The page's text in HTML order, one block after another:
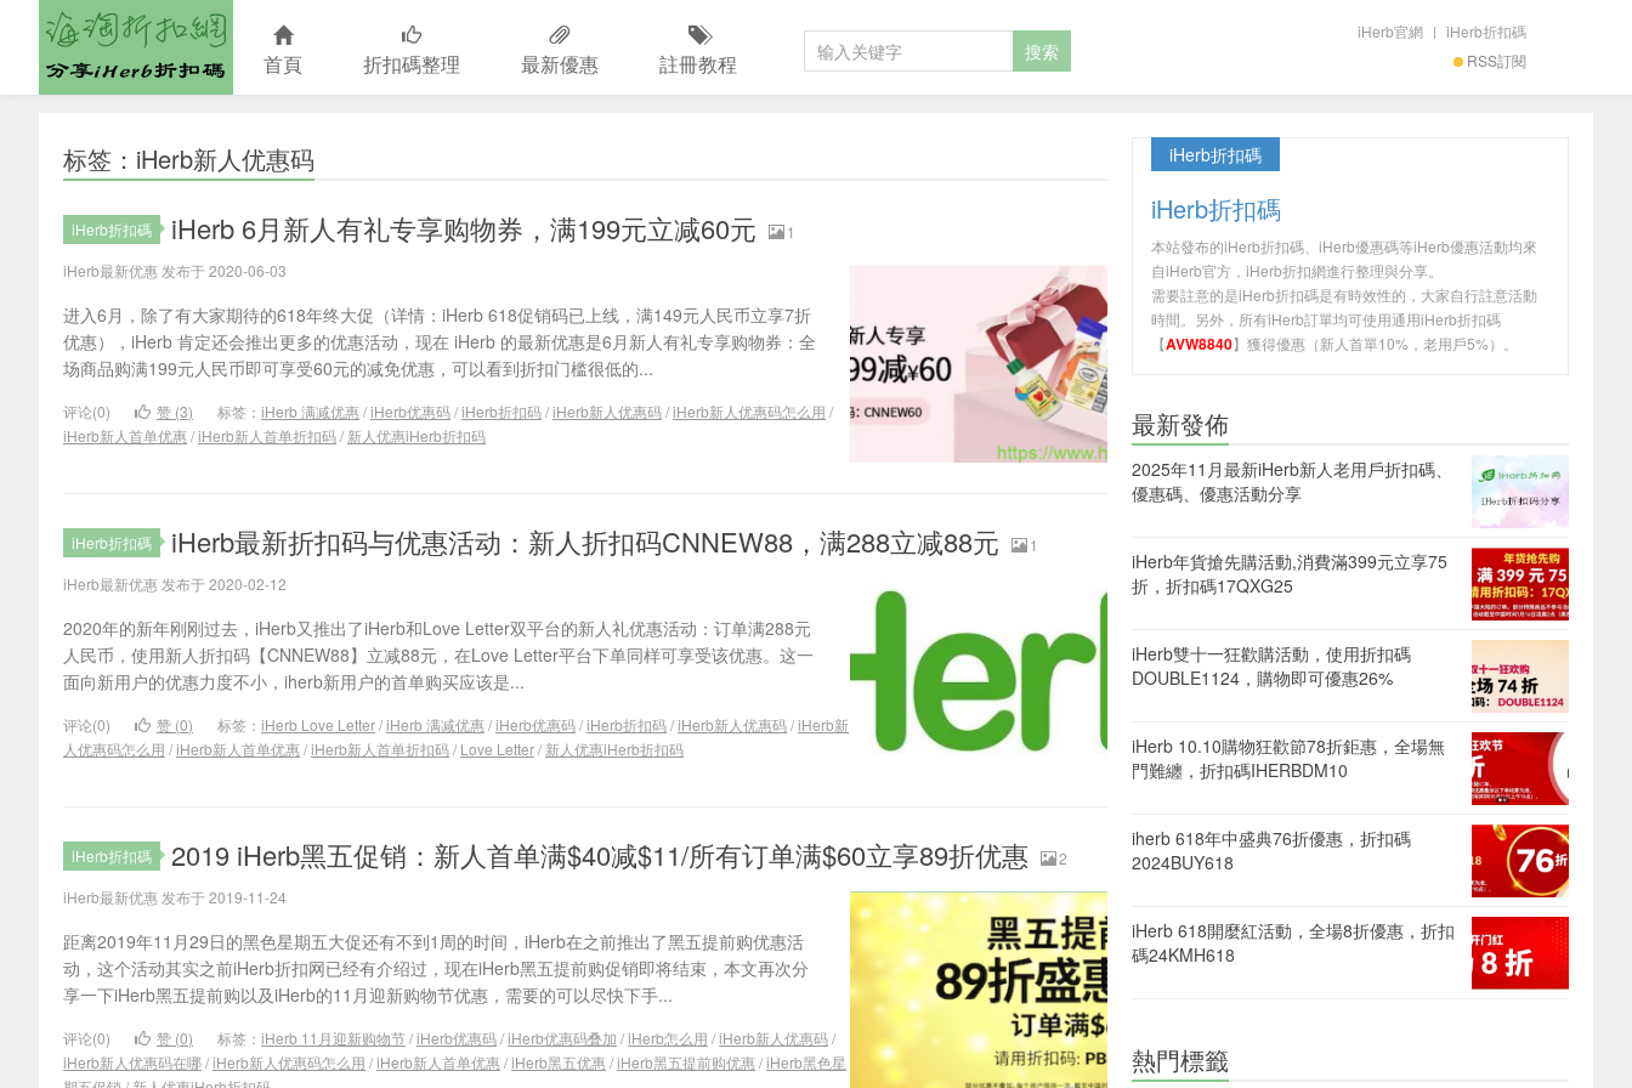
首頁 折扣碼整理 最新優惠 註冊教程 RSS訂閱
iHerb官網 | iHerb折扣碼
标签：iHerb新人优惠码
iHerb折扣碼 iHerb 6月新人有礼专享购物券，满199元立减60元
1
iHerb最新优惠 发布于 2020-06-03
进入6月，除了有大家期待的618年终大促（详情：iHerb 618促销码已上线，满149元人民币立享7折
优惠），iHerb 肯定还会推出更多的优惠活动，现在 iHerb 的最新优惠是6月新人有礼专享购物券：全
场商品购满199元人民币即可享受60元的减免优惠，可以看到折扣门槛很低的...
评论(0) 赞 (3) 标签： iHerb 满减优惠/iHerb优惠码/iHerb折扣码/iHerb新人优惠码/iHerb新人优惠码怎么用 /
iHerb新人首单优惠/iHerb新人首单折扣码/ 新人优惠iHerb折扣码
iHerb折扣碼 iHerb最新折扣码与优惠活动：新人折扣码CNNEW88，满288立减88元
1
iHerb最新优惠 发布于 2020-02-12
2020年的新年刚刚过去，iHerb又推出了iHerb和Love Letter双平台的新人礼优惠活动：订单满288元
人民币，使用新人折扣码【CNNEW88】立减88元，在Love Letter平台下单同样可享受该优惠。这一
面向新用户的优惠力度不小，iherb新用户的首单购买应该是...
评论(0) 赞 (0) 标签： iHerb Love Letter/iHerb 满减优惠/iHerb优惠码/iHerb折扣码/iHerb新人优惠码/iHerb新
人优惠码怎么用 /iHerb新人首单优惠/iHerb新人首单折扣码/ Love Letter/ 新人优惠iHerb折扣码
iHerb折扣碼 2019 iHerb黑五促销：新人首单满$40减$11/所有订单满$60立享89折优惠
2
iHerb最新优惠 发布于 2019-11-24
距离2019年11月29日的黑色星期五大促还有不到1周的时间，iHerb在之前推出了黑五提前购优惠活
动，这个活动其实之前iHerb折扣网已经有介绍过，现在iHerb黑五提前购促销即将结束，本文再次分
享一下iHerb黑五提前购以及iHerb的11月迎新购物节优惠，需要的可以尽快下手...
评论(0) 赞 (0) 标签： iHerb 11月迎新购物节 /iHerb优惠码/iHerb优惠码叠加 /iHerb怎么用 /iHerb新人优惠码/
iHerb新人优惠码在哪/iHerb新人优惠码怎么用 /iHerb新人首单优惠/iHerb黑五优惠/iHerb黑五提前购优惠/iHerb黑色星
iHerb折扣碼
iHerb折扣碼
本站發布的iHerb折扣碼、iHerb優惠碼等iHerb優惠活動均來
自iHerb官方，iHerb折扣網進行整理與分享。
需要註意的是iHerb折扣碼是有時效性的，大家自行註意活動
時間。另外，所有iHerb訂單均可使用通用iHerb折扣碼
【AVW8840】獲得優惠（新人首單10%，老用戶5%）。
最新發佈
2025年11月最新iHerb新人老用戶折扣碼、
優惠碼、優惠活動分享
iHerb年貨搶先購活動,消費滿399元立享75
折，折扣碼17QXG25
iHerb雙十一狂歡購活動，使用折扣碼
DOUBLE1124，購物即可優惠26%
iHerb 10.10購物狂歡節78折鉅惠，全場無
門難纏，折扣碼IHERBDM10
iherb 618年中盛典76折優惠，折扣碼
2024BUY618
iHerb 618開麼紅活動，全場8折優惠，折扣
碼24KMH618
熱門標籤